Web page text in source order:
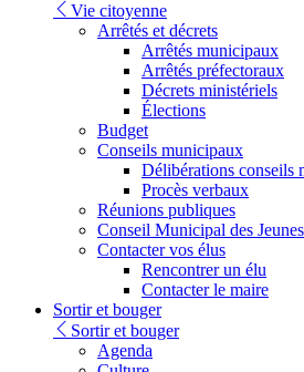
Vie citoyenne
Arrêtés et décrets
Arrêtés municipaux
Arrêtés préfectoraux
Décrets ministériels
Élections
Budget
Conseils municipaux
Délibérations conseils
Procès verbaux
Réunions publiques
Conseil Municipal des Jeunes
Contacter vos élus
Rencontrer un élu
Contacter le maire
Sortir et bouger
Sortir et bouger
Agenda